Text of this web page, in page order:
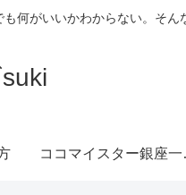
何がいいかわからない。そん
コ